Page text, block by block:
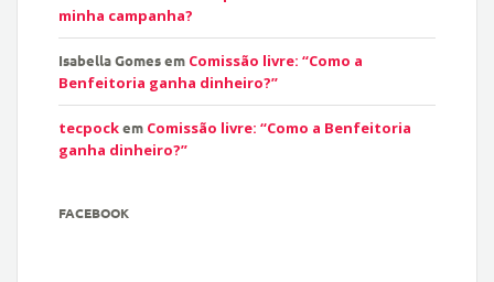
minha campanha?
Isabella Gomesem Comissão livre: “Como a
Benfeitoria ganha dinheiro?”
tecpockem Comissão livre: “Como a Benfeitoria
ganha dinheiro?”
FACEBOOK